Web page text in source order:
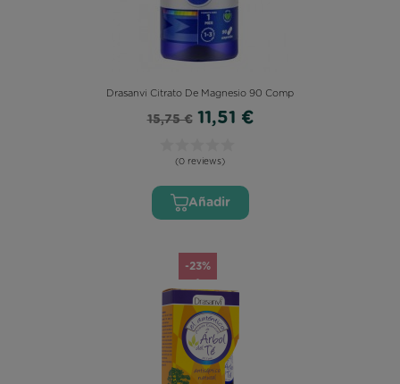
Drasanvi Citrato De Magnesio 90 Comp
15,75 € 11,51 €
(0 reviews)
Añadir
-23%